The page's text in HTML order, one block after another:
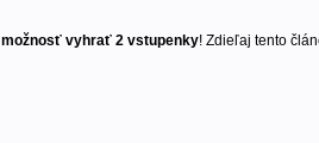
možnosť vyhrať 2 vstupenky! Zdieľaj tento